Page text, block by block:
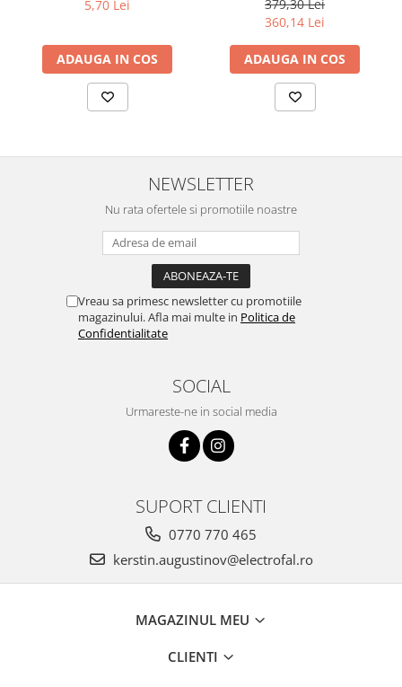
5,70 Lei
ADAUGA IN COS
Easy9 EZ9D32732
379,30 Lei
360,14 Lei
ADAUGA IN COS
NEWSLETTER
Nu rata ofertele si promotiile noastre
Vreau sa primesc newsletter cu promotiile
magazinului. Afla mai multe in Politica de
Confidentialitate
SOCIAL
Urmareste-ne in social media
SUPORT CLIENTI
0770 770 465
kerstin.augustinov@electrofal.ro
MAGAZINUL MEU
CLIENTI